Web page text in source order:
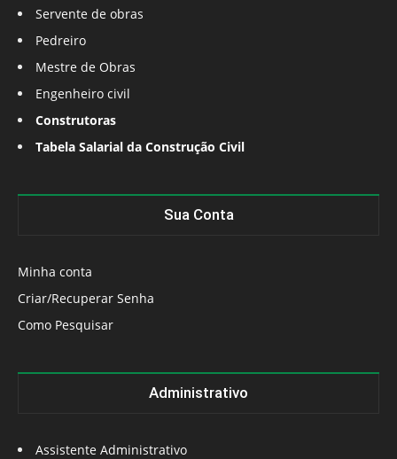
Servente de obras
Pedreiro
Mestre de Obras
Engenheiro civil
Construtoras
Tabela Salarial da Construção Civil
Sua Conta
Minha conta
Criar/Recuperar Senha
Como Pesquisar
Administrativo
Assistente Administrativo